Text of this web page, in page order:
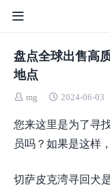
盘点全球出售高
地点
mg 2024-06-03
您来这里是为了寻
员吗？如果是这样
切萨皮克湾寻回犬